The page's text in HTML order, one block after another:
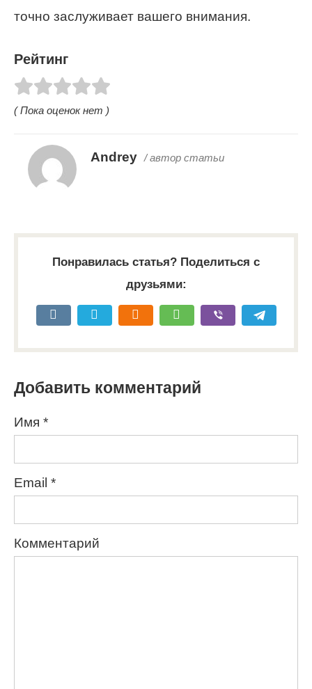
точно заслуживает вашего внимания.
Рейтинг
( Пока оценок нет )
Andrey / автор статьи
Понравилась статья? Поделиться с
друзьями:
Добавить комментарий
Имя *
Email *
Комментарий